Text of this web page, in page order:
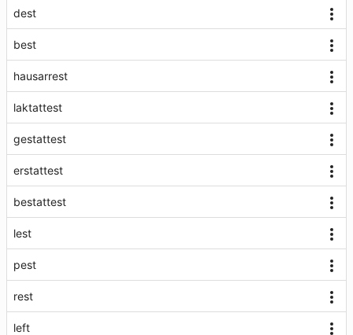
dest
best
hausarrest
laktattest
gestattest
erstattest
bestattest
lest
pest
rest
left